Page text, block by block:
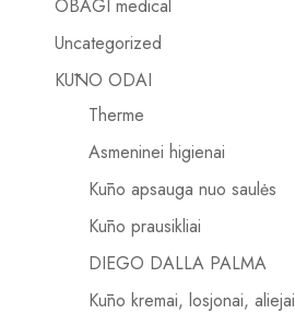
OBAGI medical
Uncategorized
KŪNO ODAI
Therme
Asmeninei higienai
Kūno apsauga nuo saulės
Kūno prausikliai
DIEGO DALLA PALMA
Kūno kremai, losjonai, aliejai